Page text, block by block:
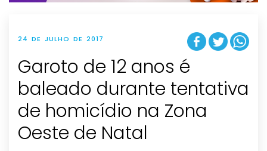
24 DE JULHO DE 2017
Garoto de 12 anos é
baleado durante tentativa
de homicídio na Zona
Oeste de Natal